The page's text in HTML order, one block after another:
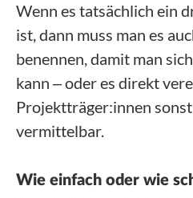
Wenn es tatsächlich ein
ist, dann muss man es
benennen, damit man
kann ‒ oder es direkt
Projektträger:innen
vermittelbar.
Wie einfach oder wie